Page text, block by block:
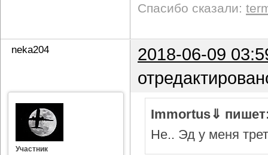
Спасибо сказали:
neka204
2018-06-09
Участник
Immortus⇓
Не.. Эд у меня